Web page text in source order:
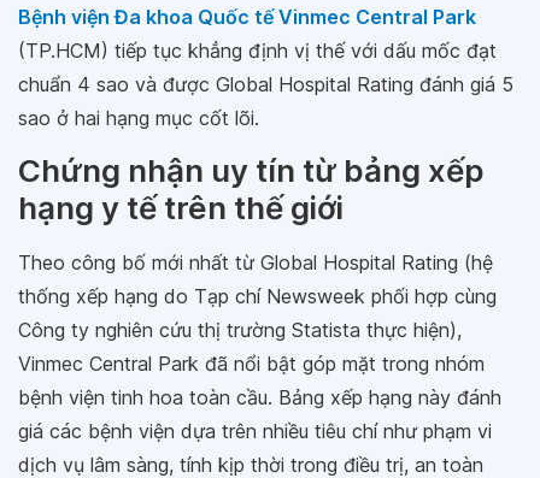
Bệnh viện Đa khoa Quốc tế Vinmec Central Park
(TP.HCM) tiếp tục khẳng định vị thế với dấu mốc đạt
chuẩn 4 sao và được Global Hospital Rating đánh giá 5
sao ở hai hạng mục cốt lõi.
Chứng nhận uy tín từ bảng xếp
hạng y tế trên thế giới
Theo công bố mới nhất từ Global Hospital Rating (hệ
thống xếp hạng do Tạp chí Newsweek phối hợp cùng
Công ty nghiên cứu thị trường Statista thực hiện),
Vinmec Central Park đã nổi bật góp mặt trong nhóm
bệnh viện tinh hoa toàn cầu. Bảng xếp hạng này đánh
giá các bệnh viện dựa trên nhiều tiêu chí như phạm vi
dịch vụ lâm sàng, tính kịp thời trong điều trị, an toàn